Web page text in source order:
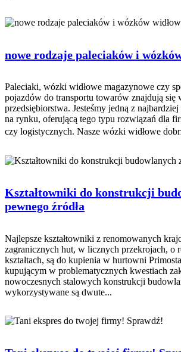
nowe rodzaje paleciaków i
Paleciaki, wózki widłowe magazynowe czy
pojazdów do transportu towarów znajdują się
przedsiębiorstwa. Jesteśmy jedną z
na rynku, oferującą tego typu rozwiązań dla
czy logistycznych. Nasze wózki widłowe
Kształtowniki do konstrukcji
pewnego źródła
Najlepsze kształtowniki z renomowanych
zagranicznych hut, w licznych przekrojach, o
kształtach, są do kupienia w hurtowni
kupującym w problematycznych kwestiach
nowoczesnych stalowych konstrukcji
wykorzystywane są dwute...